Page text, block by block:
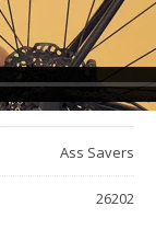
Ass Savers
26202